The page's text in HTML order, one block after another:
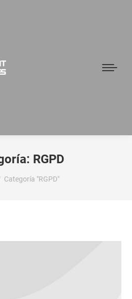
RGPD
Categoría "RGPD"